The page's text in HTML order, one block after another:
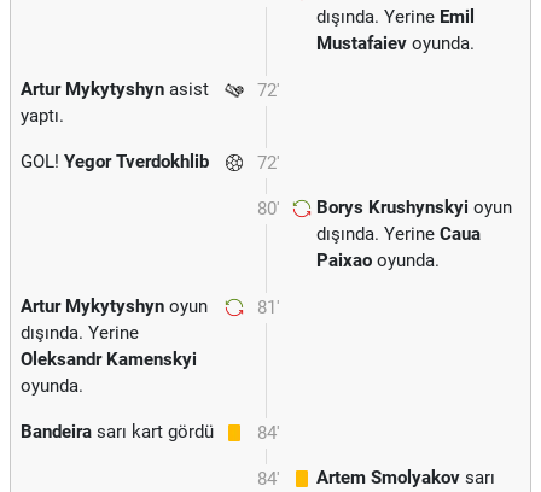
dışında. Yerine Emil
Mustafaiev oyunda.
72'
Artur Mykytyshyn asist
yaptı.
72'
GOL! Yegor Tverdokhlib
80' Borys Krushynskyi oyun
dışında. Yerine Caua
Paixao oyunda.
81'
Artur Mykytyshyn oyun
dışında. Yerine
Oleksandr Kamenskyi
oyunda.
84'
Bandeira sarı kart gördü
84' Artem Smolyakov sarı